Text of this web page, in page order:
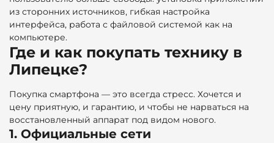
из сторонних источников, гибкая настройка
интерфейса, работа с файловой системой как на
компьютере.
Где и как покупать технику в
Липецке?
Покупка смартфона — это всегда стресс. Хочется и
цену приятную, и гарантию, и чтобы не нарваться на
восстановленный аппарат под видом нового.
1. Официальные сети